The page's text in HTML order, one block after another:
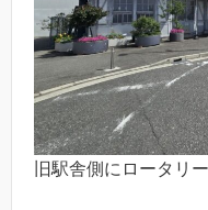
旧駅舎側にロータリ